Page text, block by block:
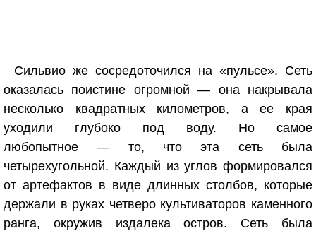
Сильвио же сосредоточился на «пульсе». Сеть
оказалась поистине огромной — она накрывала
несколько квадратных километров, а ее края
уходили глубоко под воду. Но самое
любопытное — то, что эта сеть была
четырехугольной. Каждый из углов формировался
от артефактов в виде длинных столбов, которые
держали в руках четверо культиваторов каменного
ранга, окружив издалека остров. Сеть была